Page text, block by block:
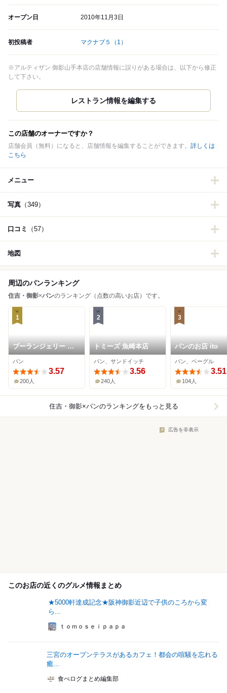
オープン日 2010年11月3日
初投稿者 マクナブ５ （1）
※アルティザン 御影山手本店の店舗情報に誤りがある場合は、以下から修正
して下さい。
この店舗のオーナーですか？
店舗会員（無料）になると、店舗情報を編集することができます。 詳しくは
こちら
メニュー
写真 （349）
口コミ （57）
地図
周辺のパンランキング
住吉・御影×パンのランキング（点数の高いお店）です。
1
ブーランジェリー ビ
アンヴニュ
パン
3.57
200人
2
トミーズ 魚崎本店
パン、サンドイッチ
3.56
240人
3
パンのお店 ito
パン、ベーグル
3.51
104人
住吉・御影×パンのランキングをもっと見る
広告を非表示
このお店の近くのグルメ情報まとめ
★5000軒達成記念★阪神御影近辺で子供のころから変
ら...
ｔｏｍｏｓｅｉｐａｐａ
三宮のオープンテラスがあるカフェ！都会の喧騒を忘れる
癒...
食べログまとめ編集部